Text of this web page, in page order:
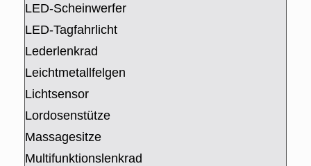
LED-Scheinwerfer
LED-Tagfahrlicht
Lederlenkrad
Leichtmetallfelgen
Lichtsensor
Lordosenstütze
Massagesitze
Multifunktionslenkrad